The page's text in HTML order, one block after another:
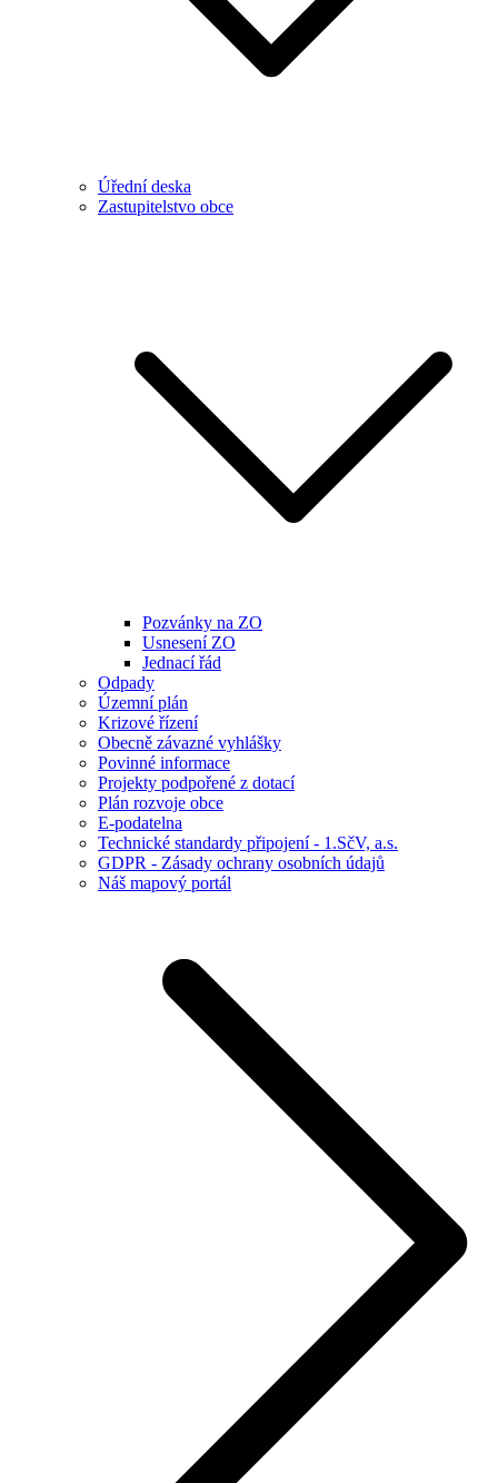
Úřední deska
Zastupitelstvo obce
Pozvánky na ZO
Usnesení ZO
Jednací řád
Odpady
Územní plán
Krizové řízení
Obecně závazné vyhlášky
Povinné informace
Projekty podpořené z dotací
Plán rozvoje obce
E-podatelna
Technické standardy připojení - 1.SčV, a.s.
GDPR - Zásady ochrany osobních údajů
Náš mapový portál